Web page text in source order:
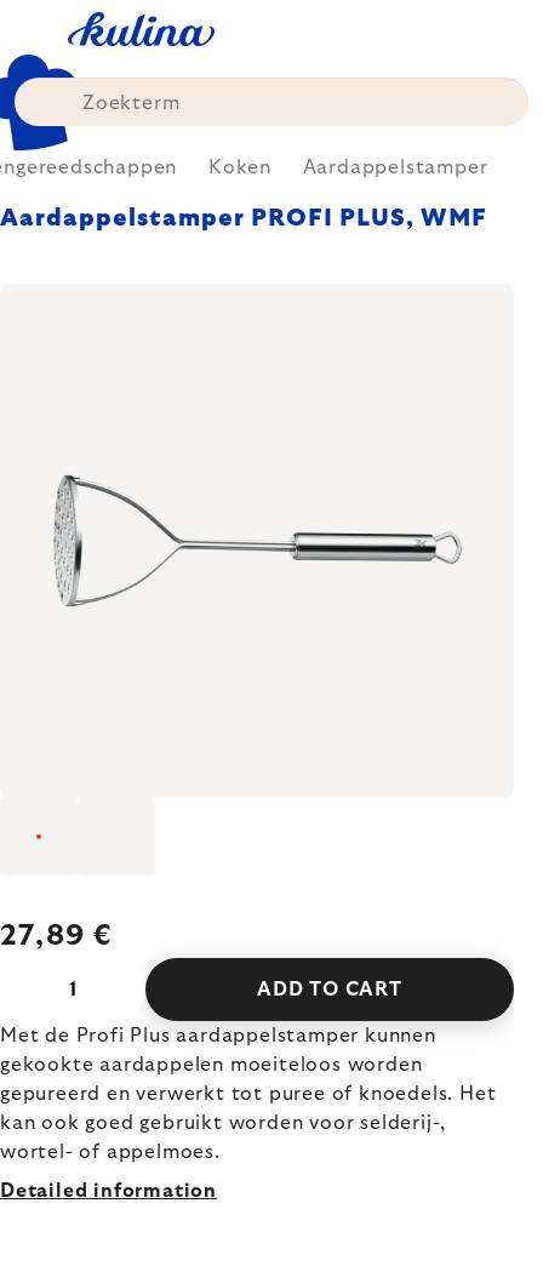
content
Koken Aardappelstamper
Aardappelstamper PROFI PLUS, WMF
27,89 €
ADD TO CART
Met de Profi Plus aardappelstamper kunnen
gekookte aardappelen moeiteloos worden
gepureerd en verwerkt tot puree of knoedels. Het
kan ook goed gebruikt worden voor selderij-,
wortel- of appelmoes.
Detailed information